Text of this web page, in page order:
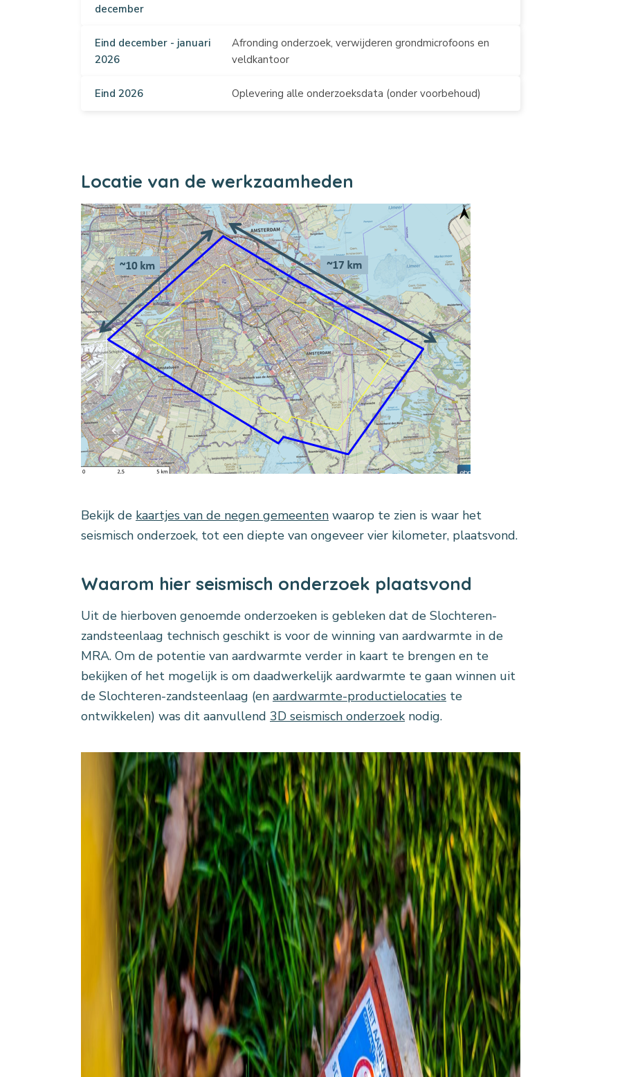
december
Eind december - januari
2026
Afronding onderzoek, verwijderen grondmicrofoons en
veldkantoor
Eind 2026 Oplevering alle onderzoeksdata (onder voorbehoud)
Locatie van de werkzaamheden
Bekijk de kaartjes van de negen gemeenten waarop te zien is waar het
seismisch onderzoek, tot een diepte van ongeveer vier kilometer, plaatsvond.
Waarom hier seismisch onderzoek plaatsvond
Uit de hierboven genoemde onderzoeken is gebleken dat de Slochteren-
zandsteenlaag technisch geschikt is voor de winning van aardwarmte in de
MRA. Om de potentie van aardwarmte verder in kaart te brengen en te
bekijken of het mogelijk is om daadwerkelijk aardwarmte te gaan winnen uit
de Slochteren-zandsteenlaag (en aardwarmte-productielocaties te
ontwikkelen) was dit aanvullend 3D seismisch onderzoek nodig.